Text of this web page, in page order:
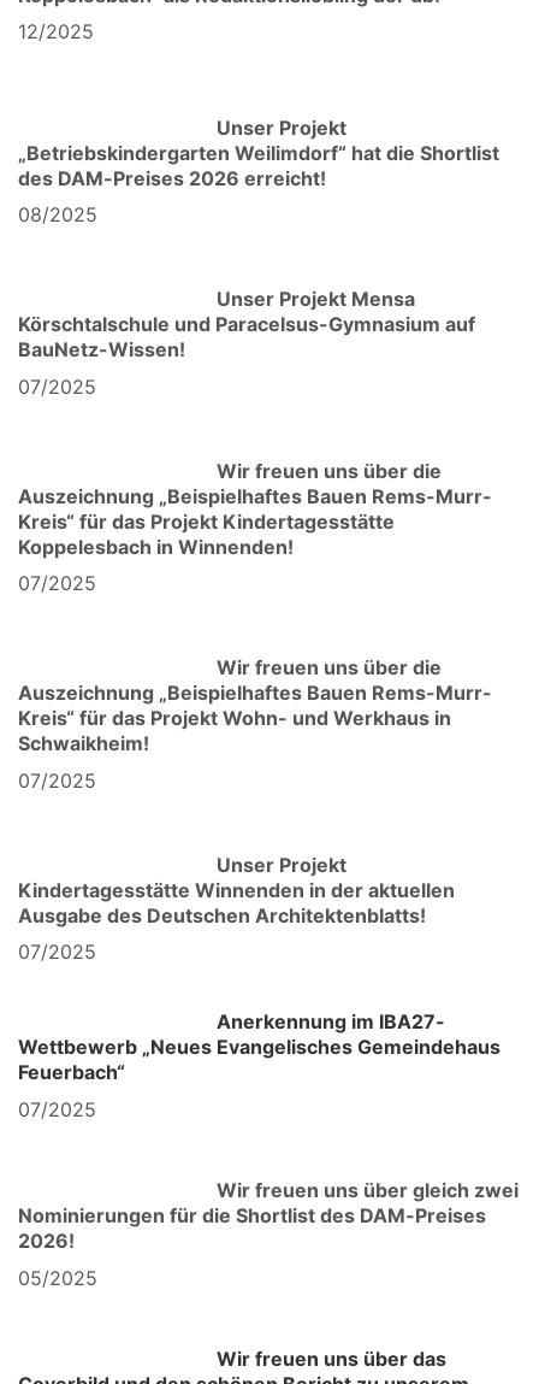
12/2025
Unser Projekt
„Betriebskindergarten Weilimdorf“ hat die Shortlist
des DAM-Preises 2026 erreicht!
08/2025
Unser Projekt Mensa
Körschtalschule und Paracelsus-Gymnasium auf
BauNetz-Wissen!
07/2025
Wir freuen uns über die
Auszeichnung „Beispielhaftes Bauen Rems-Murr-
Kreis“ für das Projekt Kindertagesstätte
Koppelesbach in Winnenden!
07/2025
Wir freuen uns über die
Auszeichnung „Beispielhaftes Bauen Rems-Murr-
Kreis“ für das Projekt Wohn- und Werkhaus in
Schwaikheim!
07/2025
Unser Projekt
Kindertagesstätte Winnenden in der aktuellen
Ausgabe des Deutschen Architektenblatts!
07/2025
Anerkennung im IBA27-
Wettbewerb „Neues Evangelisches Gemeindehaus
Feuerbach“
07/2025
Wir freuen uns über gleich zwei
Nominierungen für die Shortlist des DAM-Preises
2026!
05/2025
Wir freuen uns über das